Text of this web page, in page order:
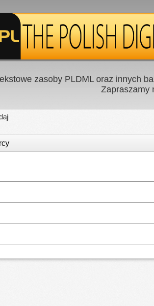
zasoby PLDML oraz innych
Zapraszamy